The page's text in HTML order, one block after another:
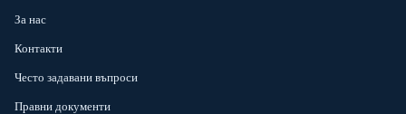
За нас
Контакти
Често задавани въпроси
Правни документи